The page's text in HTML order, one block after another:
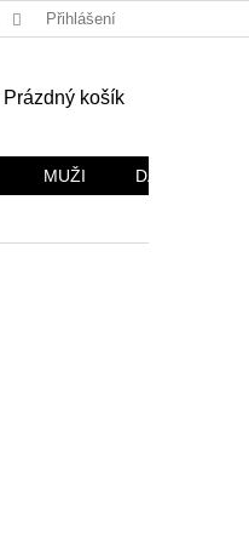
OCHRANA OSOBNÍCH ÚDAJŮ
Přihlášení
NÁKUPNÍ
Prázdný košík
MUŽI DÁRKOVÉ